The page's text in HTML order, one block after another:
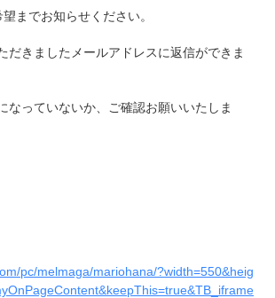
までお知らせください。
きましたメールアドレスに返信ができま
っていないか、ご確認お願いいたしま
pc/melmaga/mariohana/?width=550&heig